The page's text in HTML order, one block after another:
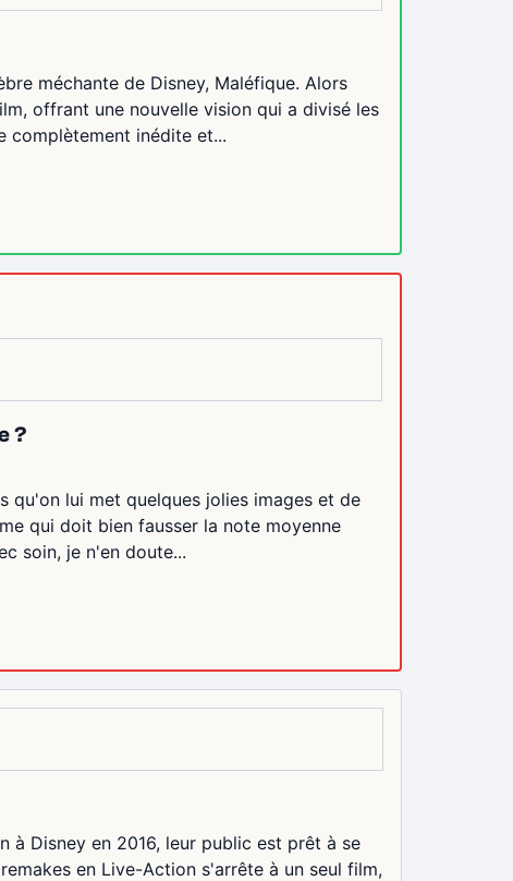
méchante de Disney, Maléfique. Alors
offrant une nouvelle vision qui a divisé les
complètement inédite et...
?
qu'on lui met quelques jolies images et de
qui doit bien fausser la note moyenne
soin, je n'en doute...
à Disney en 2016, leur public est prêt à se
en Live-Action s'arrête à un seul film,